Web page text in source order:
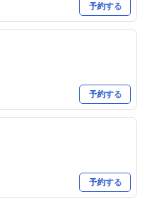
予約する
予約する
予約する